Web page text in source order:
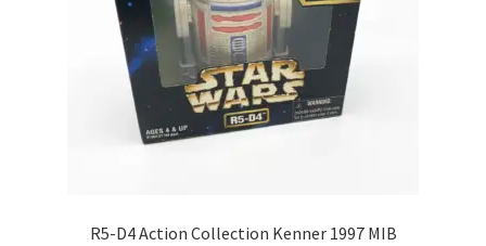
R5-D4 Action Collection Kenner 1997 MIB